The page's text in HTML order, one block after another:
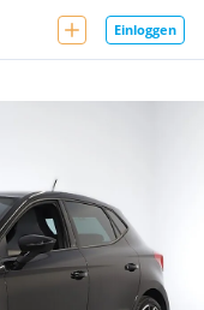
Einloggen